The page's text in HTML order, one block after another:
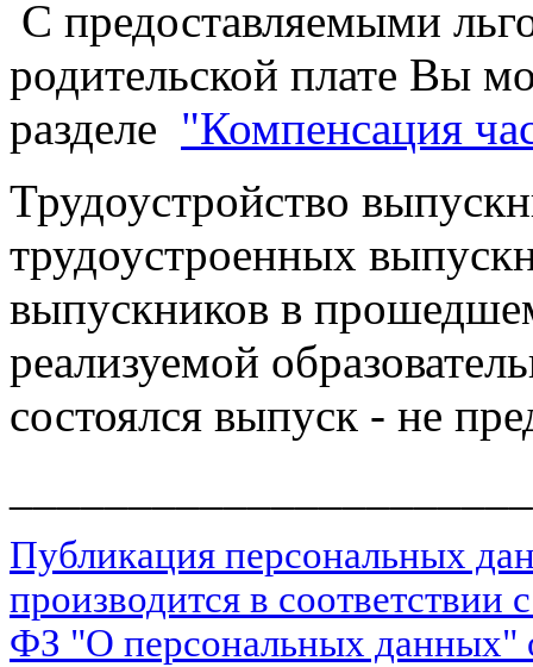
С предоставляемыми
родительской плате Вы
разделе "Компенсация
Трудоустройство
трудоустроенных
выпускников в
реализуемой
состоялся выпуск - не
Публикация персональных
производится в
ФЗ "О персональных данных"